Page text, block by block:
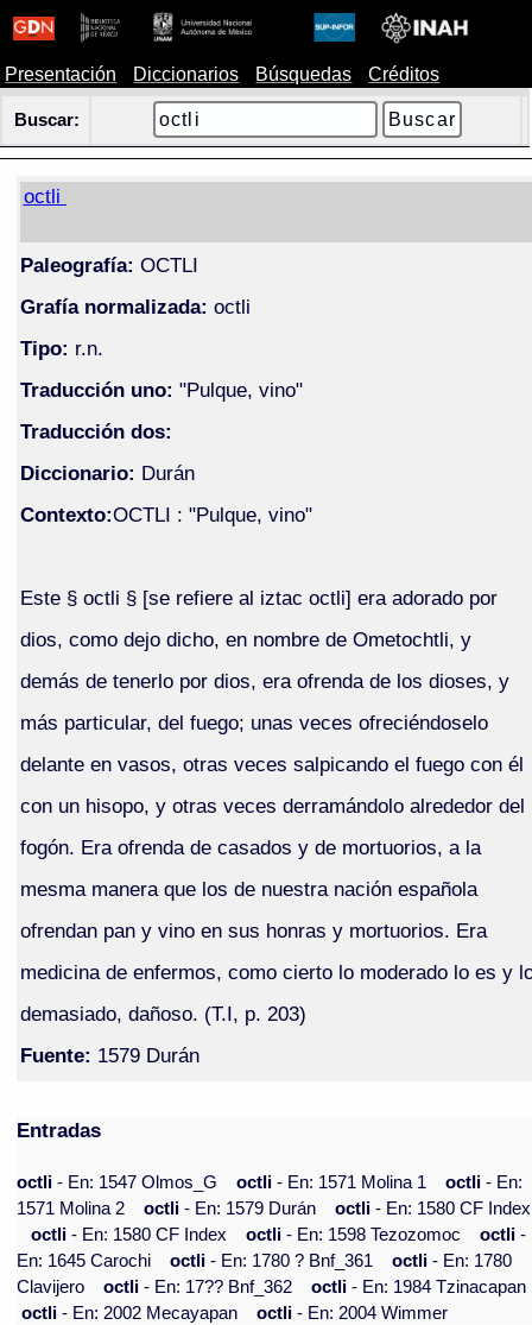
Presentación Diccionarios Búsquedas Créditos
Buscar:
octli
Paleografía: OCTLI
Grafía normalizada: octli
Tipo: r.n.
Traducción uno: "Pulque, vino"
Traducción dos:
Diccionario: Durán
Contexto:OCTLI : "Pulque, vino"
Este § octli § [se refiere al iztac octli] era adorado por
dios, como dejo dicho, en nombre de Ometochtli, y
demás de tenerlo por dios, era ofrenda de los dioses, y
más particular, del fuego; unas veces ofreciéndoselo
delante en vasos, otras veces salpicando el fuego con él
con un hisopo, y otras veces derramándolo alrededor del
fogón. Era ofrenda de casados y de mortuorios, a la
mesma manera que los de nuestra nación española
ofrendan pan y vino en sus honras y mortuorios. Era
medicina de enfermos, como cierto lo moderado lo es y
demasiado, dañoso. (T.I, p. 203)
Fuente: 1579 Durán
Entradas
octli- En: 1547 Olmos_G octli- En: 1571 Molina 1 octli- En:
1571 Molina 2
octli- En: 1579 Durán octli- En: 1580 CF Index
octli- En: 1580 CF Index octli- En: 1598 Tezozomoc octli-
En: 1645 Carochi
octli- En: 1780 ? Bnf_361 octli- En: 1780
Clavijero
octli- En: 17?? Bnf_362 octli- En: 1984 Tzinacapan
octli- En: 2002 Mecayapan octli- En: 2004 Wimmer